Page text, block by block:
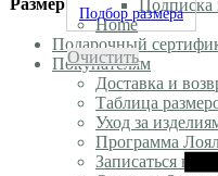
Подписка
Home
Подарочный
Покупателям
Доставка и
Таблица
Уход за
Программа
Записаться в
Подбор размера
Очистить